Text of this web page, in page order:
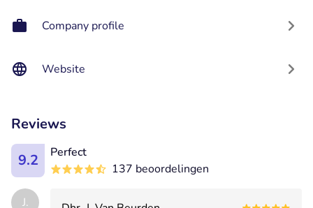
Company profile
Website
Reviews
9.2
Perfect
137 beoordelingen
J.